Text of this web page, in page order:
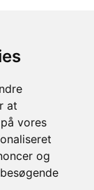
at
vores
og